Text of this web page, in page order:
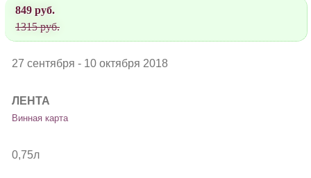
849 руб.
1315 руб.
27 сентября - 10 октября 2018
ЛЕНТА
Винная карта
0,75л